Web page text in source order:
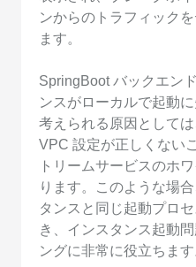
ンからのトラフィック
ます。
SpringBoot バックエン
ンスがローカルで起動
考えられる原因として
VPC 設定が正しくない
トリームサービスのホ
ります。このような場
タンスと同じ起動プロ
き、インスタンス起動
ングに非常に役立ちま